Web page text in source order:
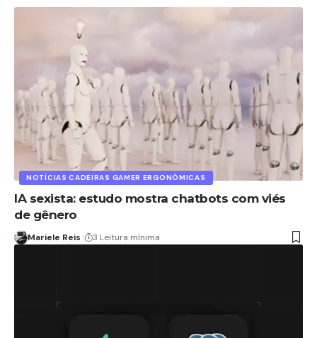
NOTÍCIAS CADEIRAS GAMER ERGONÔMICAS
IA sexista: estudo mostra chatbots com viés
de gênero
Mariele Reis 3 Leitura mínima